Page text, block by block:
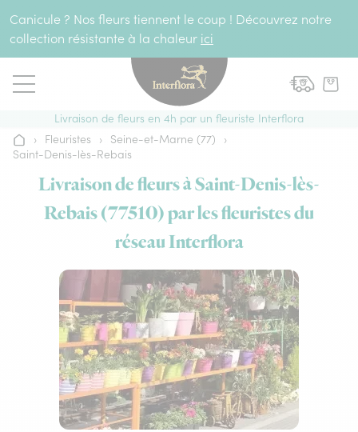
Canicule ? Nos fleurs tiennent le coup ! Découvrez notre
collection résistante à la chaleur ici
Livraison de fleurs en 4h par un fleuriste Interflora
Accueil
› Fleuristes › Seine-et-Marne (77)
›
Saint-Denis-lès-Rebais
Livraison de fleurs à Saint-Denis-lès-
Rebais (77510) par les fleuristes du
réseau Interflora